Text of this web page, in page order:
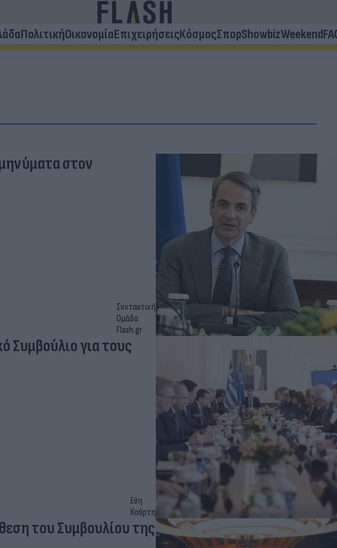
ΠολιτικήΟικονομίαΕπιχειρήσειςΚόσμοςΣπορShowbizWeekend
στον
Συντακτική
Ομάδα
Flash.gr
Συμβούλιο για τους
Εύη
Κούρτη
του Συμβουλίου της